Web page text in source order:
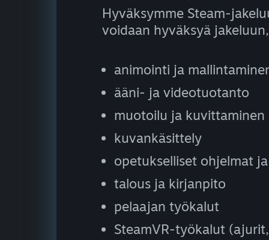
Hyväksymme Steam-
voidaan hyväksyä
animointi ja
ääni- ja videotuotanto
muotoilu ja kuvittaminen
kuvankäsittely
opetukselliset ohjelmat
talous ja kirjanpito
pelaajan työkalut
SteamVR-työkalut